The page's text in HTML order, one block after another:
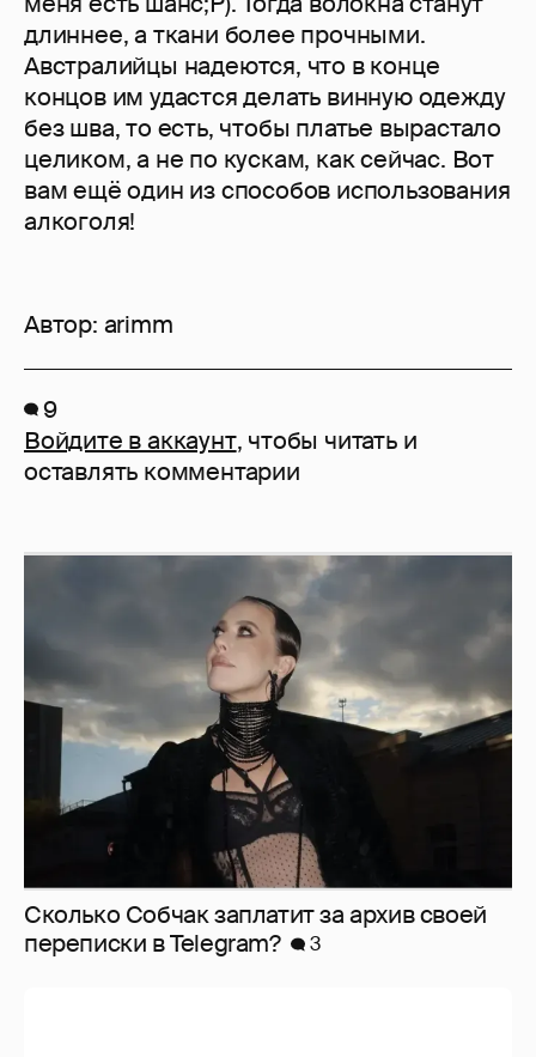
длиннее, а ткани более прочными.
Австралийцы надеются, что в конце
концов им удастся делать винную одежду
без шва, то есть, чтобы платье вырастало
целиком, а не по кускам, как сейчас. Вот
вам ещё один из способов использования
алкоголя!
Автор: arimm
9
Войдите в аккаунт, чтобы читать и
оставлять комментарии
Сколько Собчак заплатит за архив своей
перeписки в Telegram?
3